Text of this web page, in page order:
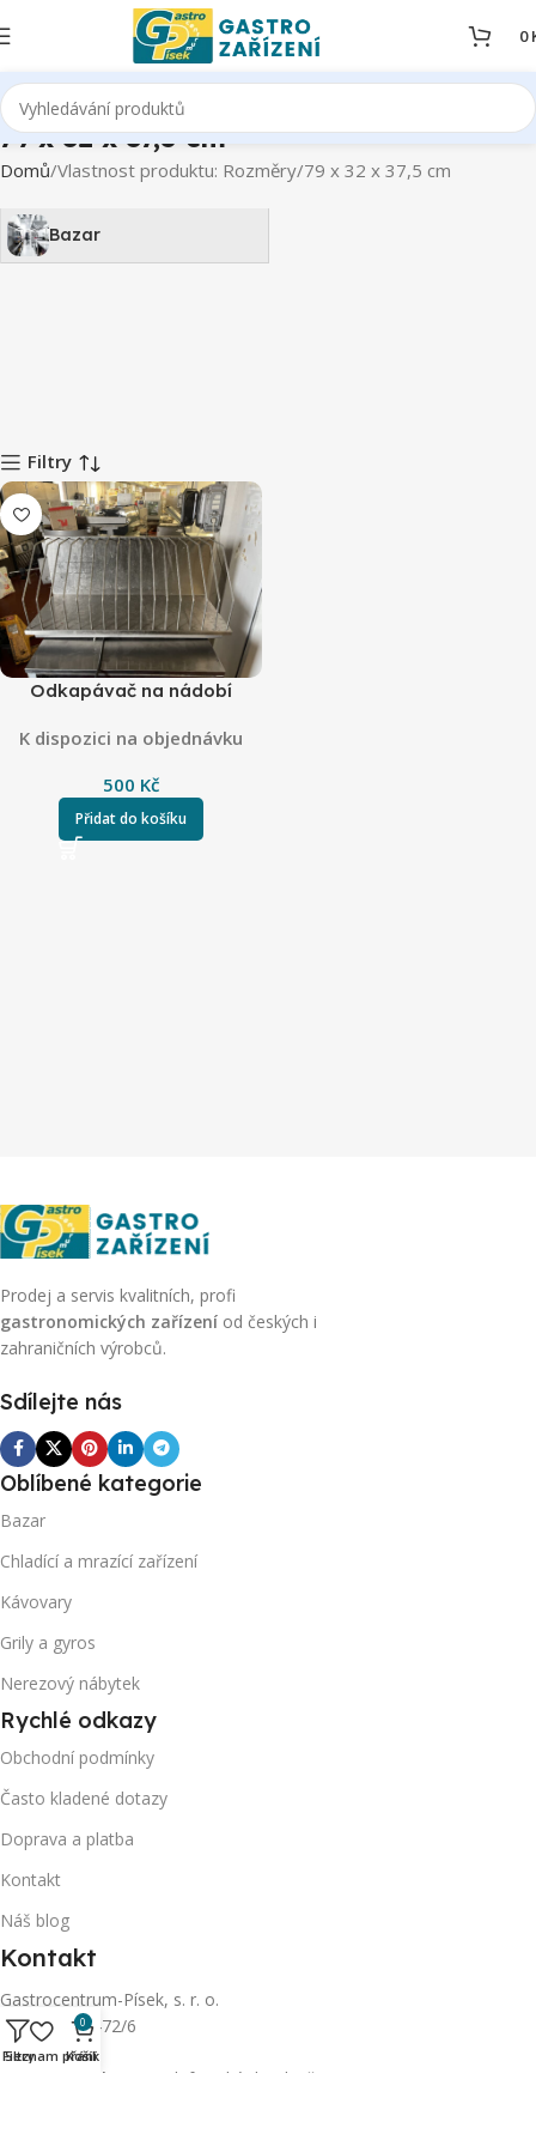
0
79 x 32 x 37,5 cm
Domů Vlastnost produktu: Rozměry 79 x 32 x 37,5 cm
Bazar
Filtry
Odkapávač na nádobí
K dispozici na objednávku
500 Kč
Přidat do košíku
Prodej a servis kvalitních, profi
gastronomických zařízení od českých i
zahraničních výrobců.
Sdílejte nás
Oblíbené kategorie
Bazar
Chladící a mrazící zařízení
Kávovary
Grily a gyros
Nerezový nábytek
Rychlé odkazy
Obchodní podmínky
Často kladené dotazy
Doprava a platba
Kontakt
Náš blog
Kontakt
Gastrocentrum-Písek, s. r. o.
Sedláčkova 472/6
397 01 Písek
Otevírací doba:
Po telefonické domluvě
Filtry
Seznam přání
0
Košík